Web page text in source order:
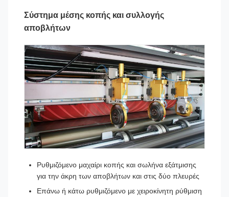
Σύστημα μέσης κοπής και συλλογής
αποβλήτων
Ρυθμιζόμενο μαχαίρι κοπής και σωλήνα εξάτμισης
για την άκρη των αποβλήτων και στις δύο πλευρές
Επάνω ή κάτω ρυθμιζόμενο με χειροκίνητη ρύθμιση